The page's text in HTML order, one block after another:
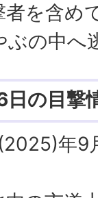
を含め
ぶの中へ
の目撃
年9